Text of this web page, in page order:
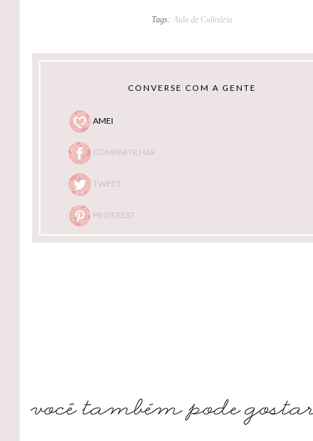
Tags: Aula de Culinária
CONVERSE COM A GENTE
AMEI
COMPARTILHAR
TWEET
PINTEREST